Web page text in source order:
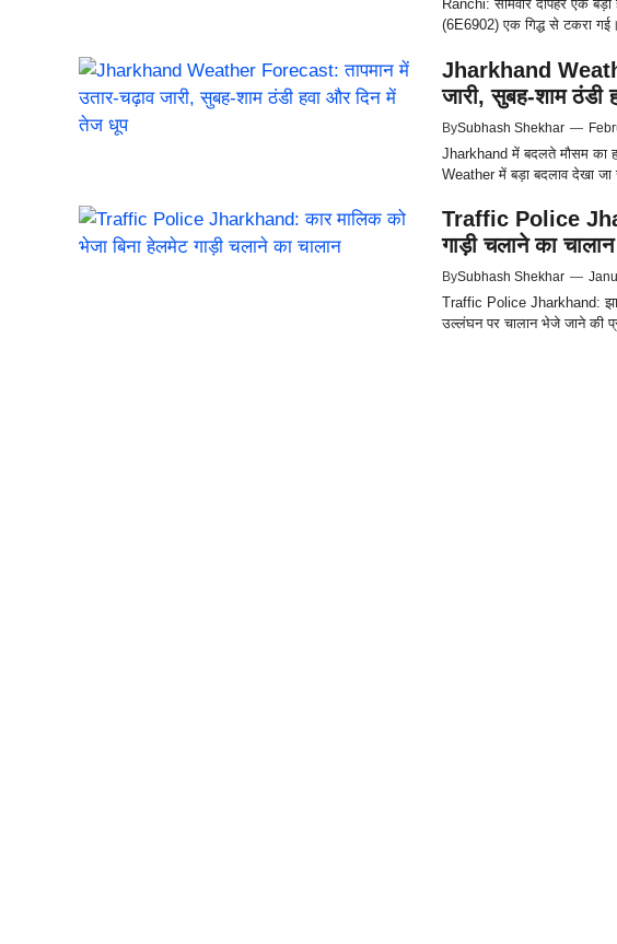
Ranchi: सोमवार दोपहर एक बड़ा
(6E6902) एक गिद्ध से टकरा
Jharkhand
जारी, सुबह-शाम
BySubhash Shekhar —
Jharkhand में बदलते मौसम का
Weather में बड़ा बदलाव देखा जा
Traffic Police
गाड़ी चलाने का चालान
BySubhash Shekhar —
Traffic Police Jharkhand:
उल्लंघन पर चालान भेजे जाने की